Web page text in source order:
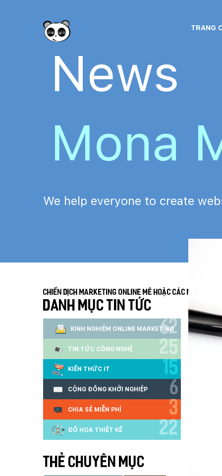
TRANG
News
Mona
We help everyone to create
Chiến dịch Marketing Online mê hoặc các mạng xã
DANH MỤC TIN TỨC
KINH NGHIỆM ONLINE MARKETING
62
TIN TỨC CÔNG NGHỆ 25
KIẾN THỨC IT 15
CỘNG ĐỒNG KHỞI NGHIỆP 6
CHIA SẺ MIỄN PHÍ 3
ĐỒ HỌA THIẾT KẾ 22
THẺ CHUYÊN MỤC